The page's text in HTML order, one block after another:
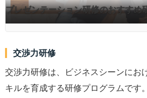
プレゼンテーション研修のおすすめ
交渉力研修
交渉力研修は、ビジネスシーンにお
キルを育成する研修プログラムです。